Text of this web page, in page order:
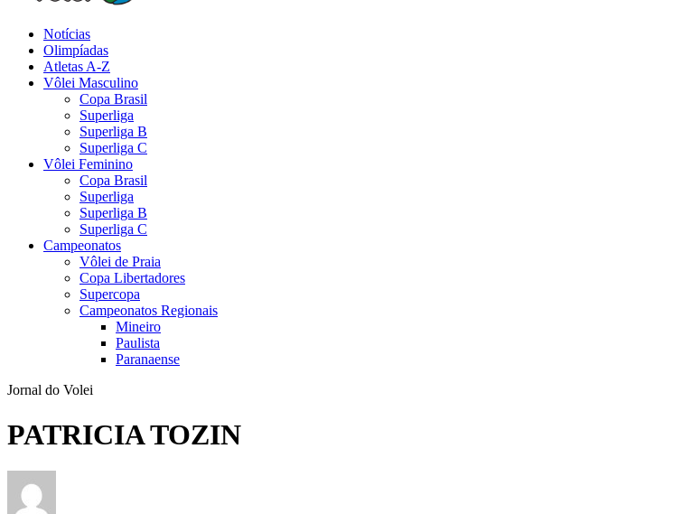
Notícias
Olimpíadas
Atletas A-Z
Vôlei Masculino
Copa Brasil
Superliga
Superliga B
Superliga C
Vôlei Feminino
Copa Brasil
Superliga
Superliga B
Superliga C
Campeonatos
Vôlei de Praia
Copa Libertadores
Supercopa
Campeonatos Regionais
Mineiro
Paulista
Paranaense
Jornal do Volei
PATRICIA TOZIN